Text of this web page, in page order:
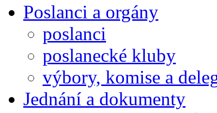
Poslanci a orgány
poslanci
poslanecké kluby
výbory, komise a
Jednání a dokumenty